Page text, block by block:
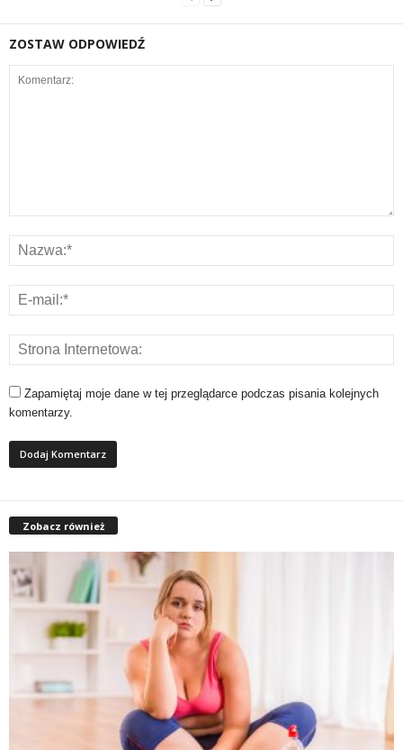
ZOSTAW ODPOWIEDŹ
Zapamiętaj moje dane w tej przeglądarce podczas pisania kolejnych
komentarzy.
Zobacz również